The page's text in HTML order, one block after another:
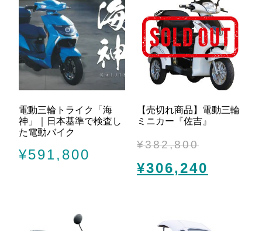
電動三輪トライク「海
神」｜日本基準で検査し
た電動バイク
¥591,800
【売切れ商品】電動三輪
ミニカー『佐吉』
¥382,800
¥306,240